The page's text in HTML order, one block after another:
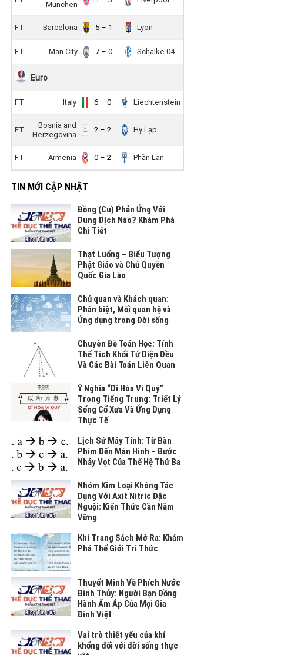
München
FT Barcelona 5 – 1 Lyon
FT Man City 7 – 0 Schalke 04
Euro
FT Italy 6 – 0 Liechtenstein
FT
Bosnia and
Herzegovina
2 – 2 Hy Lạp
FT Armenia 0 – 2 Phần Lan
TIN MỚI CẬP NHẬT
Đồng (Cu) Phản Ứng Với
Dung Dịch Nào? Khám Phá
Chi Tiết
Thạt Luổng – Biểu Tượng
Phật Giáo và Chủ Quyền
Quốc Gia Lào
Chủ quan và Khách quan:
Phân biệt, Mối quan hệ và
Ứng dụng trong Đời sống
Chuyên Đề Toán Học: Tính
Thể Tích Khối Tứ Diện Đều
Và Các Bài Toán Liên Quan
Ý Nghĩa “Dĩ Hòa Vi Quý”
Trong Tiếng Trung: Triết Lý
Sống Cổ Xưa Và Ứng Dụng
Thực Tế
Lịch Sử Máy Tính: Từ Bàn
Phím Đến Màn Hình – Bước
Nhảy Vọt Của Thế Hệ Thứ Ba
Nhóm Kim Loại Không Tác
Dụng Với Axit Nitric Đặc
Nguội: Kiến Thức Cần Nắm
Vững
Khi Trang Sách Mở Ra: Khám
Phá Thế Giới Tri Thức
Thuyết Minh Về Phích Nước
Bình Thủy: Người Bạn Đồng
Hành Ấm Áp Của Mọi Gia
Đình Việt
Vai trò thiết yếu của khí
khổng đối với đời sống thực